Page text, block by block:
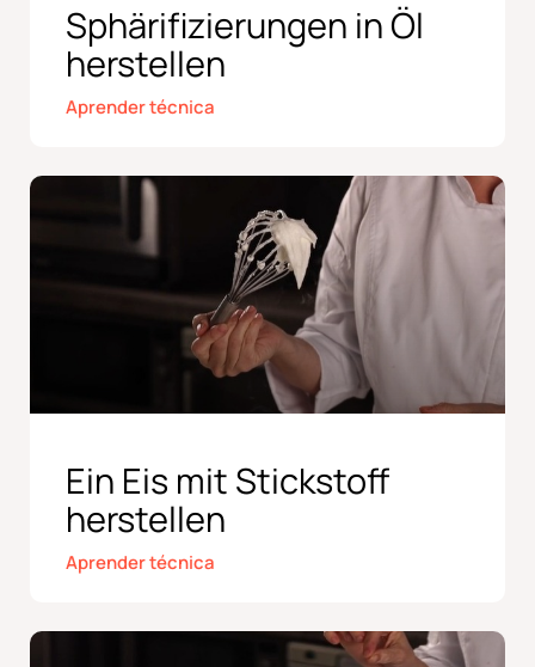
Sphärifizierungen in Öl
herstellen
Aprender técnica
Ein Eis mit Stickstoff
herstellen
Aprender técnica